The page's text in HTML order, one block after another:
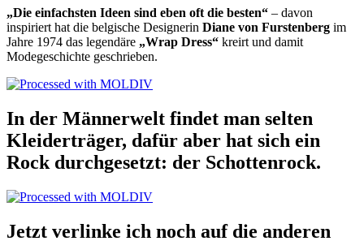
„Die einfachsten Ideen sind eben oft die besten“ – davon
inspiriert hat die belgische Designerin Diane von Furstenberg im
Jahre 1974 das legendäre „Wrap Dress“ kreirt und damit
Modegeschichte geschrieben.
In der Männerwelt findet man selten
Kleiderträger, dafür aber hat sich ein
Rock durchgesetzt: der Schottenrock.
Jetzt verlinke ich noch auf die anderen